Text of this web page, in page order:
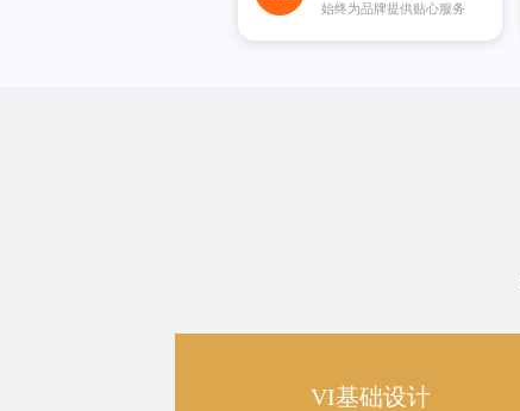
始终为品牌提供贴心服务
VI基础设计